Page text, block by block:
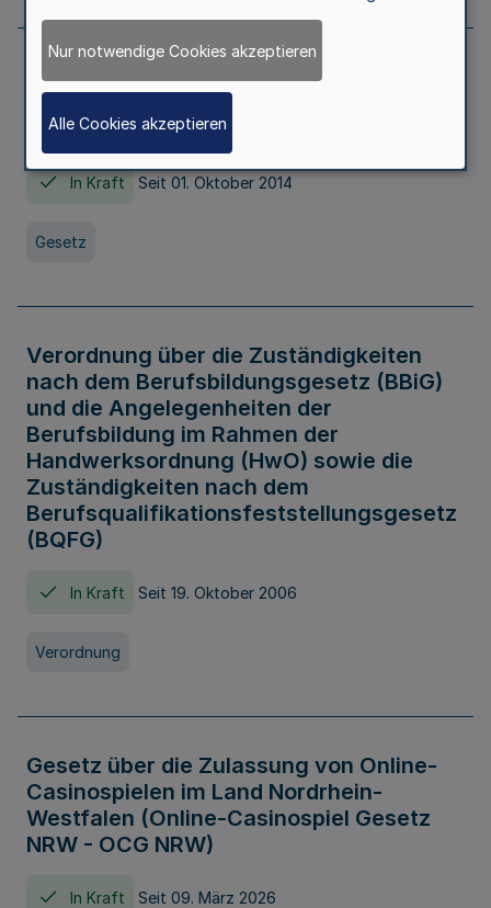
Gesetz über die Hochschulen des Landes
Nordrhein-Westfalen (Hochschulgesetz -
HG)
In Kraft Seit 01. Oktober 2014
Gesetz
Verordnung über die Zuständigkeiten
nach dem Berufsbildungsgesetz (BBiG)
und die Angelegenheiten der
Berufsbildung im Rahmen der
Handwerksordnung (HwO) sowie die
Zuständigkeiten nach dem
Berufsqualifikationsfeststellungsgesetz
(BQFG)
In Kraft Seit 19. Oktober 2006
Verordnung
Gesetz über die Zulassung von Online-
Casinospielen im Land Nordrhein-
Westfalen (Online-Casinospiel Gesetz
NRW - OCG NRW)
In Kraft Seit 09. März 2026
Nur notwendige Cookies akzeptieren
Alle Cookies akzeptieren